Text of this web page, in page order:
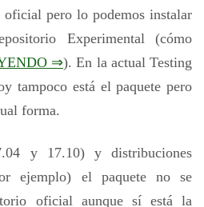
pero lo podemos instalar
Experimental (cómo
⇒). En la actual Testing
tampoco está el paquete pero
forma.
y 17.10) y distribuciones
ejemplo) el paquete no se
oficial aunque sí está la